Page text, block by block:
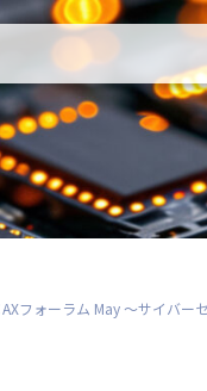
フォーラム May 〜サイバ